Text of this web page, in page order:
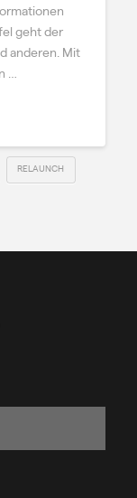
geht der
anderen. Mit
…
RELAUNCH